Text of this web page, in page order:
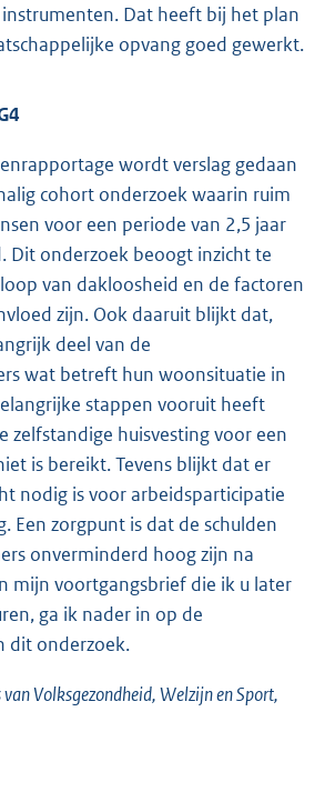
Dat heeft bij het plan
opvang goed gewerkt.
wordt verslag gedaan
cohort onderzoek waarin ruim
voor een periode van 2,5 jaar
Dit onderzoek beoogt inzicht te
van dakloosheid en de factoren
zijn. Ook daaruit blijkt dat,
deel van de
wat betreft hun woonsituatie in
stappen vooruit heeft
zelfstandige huisvesting voor een
is bereikt. Tevens blijkt dat er
nodig is voor arbeidsparticipatie
Een zorgpunt is dat de schulden
onverminderd hoog zijn na
mijn voortgangsbrief die ik u later
ga ik nader in op de
dit onderzoek.
Volksgezondheid, Welzijn en Sport,